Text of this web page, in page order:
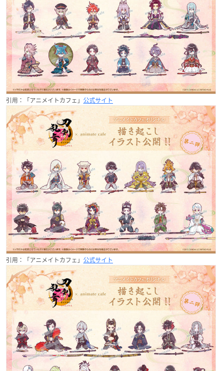
引用：「アニメイトカフェ」 公式サイト
引用：「アニメイトカフェ」 公式サイト